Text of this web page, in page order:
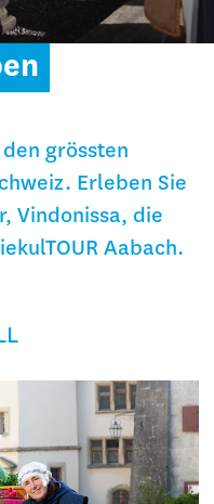
grössten
Erleben Sie
Vindonissa, die
Aabach.